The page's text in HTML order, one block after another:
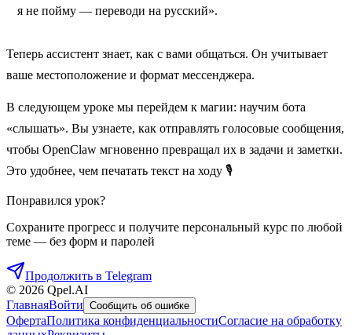
я не пойму — переводи на русский».
Теперь ассистент знает, как с вами общаться. Он учитывает
ваше местоположение и формат мессенджера.
В следующем уроке мы перейдем к магии: научим бота
«слышать». Вы узнаете, как отправлять голосовые сообщения,
чтобы OpenClaw мгновенно превращал их в задачи и заметки.
Это удобнее, чем печатать текст на ходу 🎙️
Понравился урок?
Сохраните прогресс и получите персональный курс по любой
теме — без форм и паролей
Продолжить в Telegram
© 2026 Qpel.AI
ГлавнаяВойти Сообщить об ошибке
ОфертаПолитика конфиденциальностиСогласие на обработку